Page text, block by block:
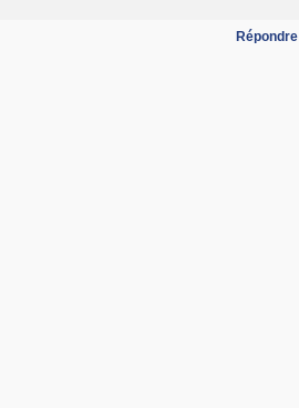
Répondre